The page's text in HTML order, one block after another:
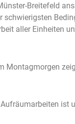
Breitefeld
schwierigsten
aller Einheiten
Montagmorgen
ist